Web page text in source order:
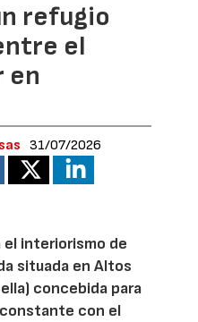
refugio
el
en
31/07/2026
el interiorismo de
situada en Altos
concebida para
con el